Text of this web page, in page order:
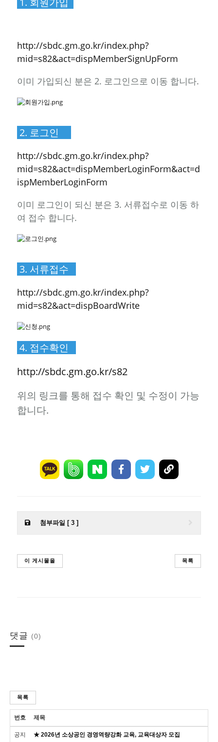
http://sbdc.gm.go.kr/index.php?
mid=s82&act=dispMemberSignUpForm
이미 가입되신 분은 2. 로그인으로 이동 합니다.
2. 로그인
http://sbdc.gm.go.kr/index.php?
mid=s82&act=dispMemberLoginForm&act=d
ispMemberLoginForm
이미 로그인이 되신 분은 3. 서류접수로 이동 하
여 접수 합니다.
3. 서류접수
http://sbdc.gm.go.kr/index.php?
mid=s82&act=dispBoardWrite
4. 접수확인
http://sbdc.gm.go.kr/s82
위의 링크를 통해 접수 확인 및 수정이 가능
합니다.
첨부파일 [ 3 ]
이 게시물을 목록
댓글 (0)
목록
번호 제목
공지 ★ 2026년 소상공인 경영역량강화 교육, 교육대상자 모집